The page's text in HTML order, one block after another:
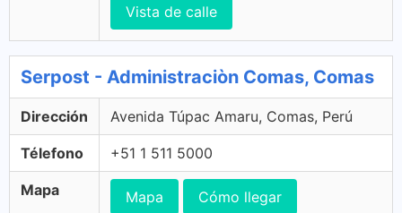
Vista de calle
Serpost - Administraciòn Comas, Comas
Dirección Avenida Túpac Amaru, Comas, Perú
Télefono +51 1 511 5000
Mapa Mapa Cómo llegar